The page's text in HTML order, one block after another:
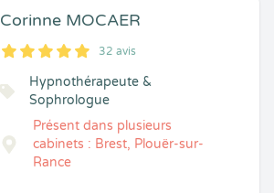
Corinne MOCAER
5
1
5
32 32 avis
Hypnothérapeute &
Sophrologue
Présent dans plusieurs
cabinets : Brest, Plouër-sur-
Rance